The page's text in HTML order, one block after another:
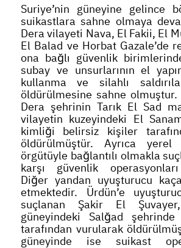
Suriye’nin güneyine gelince
suikastlara sahne olmaya
Dera vilayeti Nava, El Fakii, El
El Balad ve Horbat Gazale’de
ona bağlı güvenlik
subay ve unsurlarının el
kullanma ve silahlı
öldürülmesine sahne
Dera şehrinin Tarık El Sad
vilayetin kuzeyindeki El
kimliği belirsiz kişiler
öldürülmüştür. Ayrıca yerel
örgütüyle bağlantılı olmakla
karşı güvenlik
Diğer yandan uyuşturucu
etmektedir. Ürdün’e
suçlanan Şakir El Şuvayer,
güneyindeki Salğad
tarafından vurularak
güneyinde ise suikast